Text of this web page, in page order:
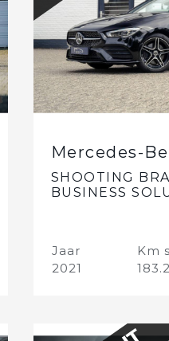
Mercedes-
SHOOTING
BUSINESS
Jaar
2021
Km